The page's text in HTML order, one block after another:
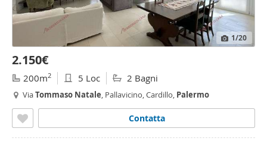
1/20
2.150€
200m2 5 Loc 2 Bagni
ViaTommaso Natale, Pallavicino, Cardillo, Palermo
Contatta